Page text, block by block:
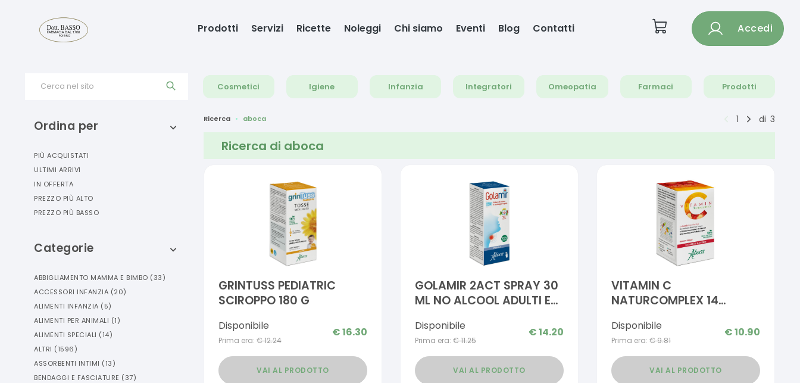
Prodotti Servizi Ricette Noleggi Chi siamo Eventi Blog Contatti Accedi
Cerca nel sito Cosmetici Igiene Infanzia Integratori Omeopatia Farmaci Prodotti
Ordina per
PIÙ ACQUISTATI
ULTIMI ARRIVI
IN OFFERTA
PREZZO PIÙ ALTO
PREZZO PIÙ BASSO
Categorie
ABBIGLIAMENTO MAMMA E BIMBO (33)
ACCESSORI INFANZIA (20)
ALIMENTI INFANZIA (5)
ALIMENTI PER ANIMALI (1)
ALIMENTI SPECIALI (14)
ALTRI (1596)
ASSORBENTI INTIMI (13)
BENDAGGI E FASCIATURE (37)
Ricerca aboca 1 di 3
Ricerca di aboca
GRINTUSS PEDIATRIC
SCIROPPO 180 G
Disponibile
Prima era: €12.24
€16.30
VAI AL PRODOTTO
GOLAMIR 2ACT SPRAY 30
ML NO ALCOOL ADULTI E
ETA'
Disponibile
Prima era: €11.25
€14.20
VAI AL PRODOTTO
VITAMIN C
NATURCOMPLEX 14
Disponibile
Prima era: €9.81
€10.90
VAI AL PRODOTTO